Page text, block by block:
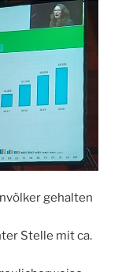
gehalten
Stelle mit ca.